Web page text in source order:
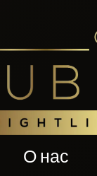
О нас